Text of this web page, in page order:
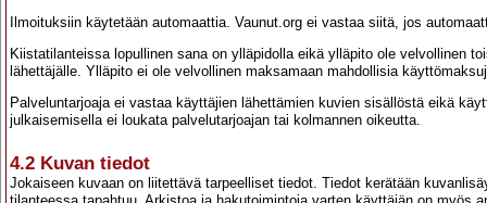
Ilmoituksiin käytetään automaattia. Vaunut.org ei vastaa siitä, jos
Kiistatilanteissa lopullinen sana on ylläpidolla eikä ylläpito ole velvollinen
lähettäjälle. Ylläpito ei ole velvollinen maksamaan mahdollisia
Palveluntarjoaja ei vastaa käyttäjien lähettämien kuvien sisällöstä eikä
julkaisemisella ei loukata palvelutarjoajan tai kolmannen oikeutta.
4.2 Kuvan tiedot
Jokaiseen kuvaan on liitettävä tarpeelliset tiedot. Tiedot kerätään